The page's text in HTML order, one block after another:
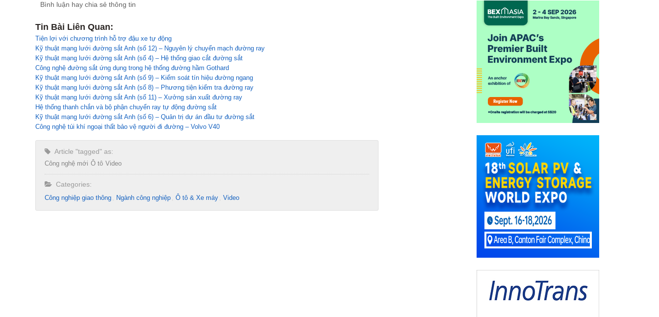
Bình luận hay chia sẻ thông tin
Tin Bài Liên Quan:
Tiện lợi với chương trình hỗ trợ đậu xe tự động
Kỹ thuật mạng lưới đường sắt Anh (số 12) – Nguyên lý‎‎ chuyển mạch đường ray
Kỹ thuật mạng lưới đường sắt Anh (số 4) – Hệ thống giao cắt đường sắt
Công nghệ đường sắt ứng dụng trong hệ thống đường hầm Gothard
Kỹ thuật mạng lưới đường sắt Anh (số 9) – Kiểm soát tín hiệu đường ngang
Kỹ thuật mạng lưới đường sắt Anh (số 8) – Phương tiện kiểm tra đường ray
Kỹ thuật mạng lưới đường sắt Anh (số 11) – Xưởng sản xuất đường ray
Hệ thống thanh chắn và bộ phận chuyển ray tự động đường sắt
Kỹ thuật mạng lưới đường sắt Anh (số 6) – Quản trị dự án đầu tư đường sắt
Công nghệ túi khí ngoại thất bảo vệ người đi đường – Volvo V40
Article "tagged" as:
Công nghệ mới Ô tô Video
Categories:
Công nghiệp giao thông Ngành công nghiệp Ô tô & Xe máy Video